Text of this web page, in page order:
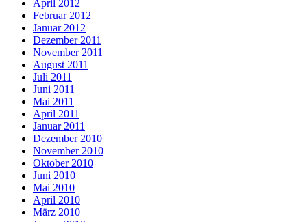
April 2012
Februar 2012
Januar 2012
Dezember 2011
November 2011
August 2011
Juli 2011
Juni 2011
Mai 2011
April 2011
Januar 2011
Dezember 2010
November 2010
Oktober 2010
Juni 2010
Mai 2010
April 2010
März 2010